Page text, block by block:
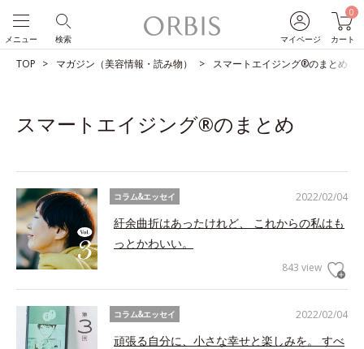
マイページ
0
カート
検索
メニュー
TOP マガジン（美容情報・読み物） スマートエイジング®のまとめ
スマートエイジング®のまとめ
2022/02/04
コラム&エッセイ
紆余曲折はあったけれど、 これからの私はも
っとかわいい。
843 view
2022/02/04
コラム&エッセイ
頑張る自分に、小さな幸せと楽しみを。 すべ